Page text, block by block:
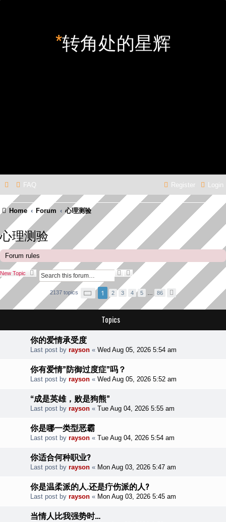
*转角处的星辉
FAQ Login
Register
Home Forum 心理测验
心理测验
Forum rules
New Topic
e
r
h
A
a
c
s
r
2137 topics
P
a
e
1 2 3 4 5 86
N
t
Topics
你的爱情承受度
Last post by rayson « Wed Aug 05, 2026 5:54 am
你有爱情”防御过度症”吗？
Last post by rayson « Wed Aug 05, 2026 5:52 am
“成是英雄，败是狗熊”
Last post by rayson « Tue Aug 04, 2026 5:55 am
你是哪一类型恶霸
Last post by rayson « Tue Aug 04, 2026 5:54 am
你适合何种职业?
Last post by rayson « Mon Aug 03, 2026 5:47 am
你是温柔派的人.还是疔伤派的人?
Last post by rayson « Mon Aug 03, 2026 5:45 am
当情人比我强势时…